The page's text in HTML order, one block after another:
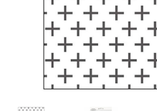
Mitt konto